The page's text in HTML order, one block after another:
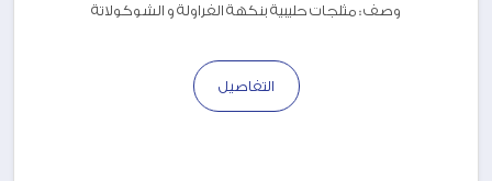
وصف : مثلجات حليبية بنكهة الفراولة و الشوكولاتة
التفاصيل